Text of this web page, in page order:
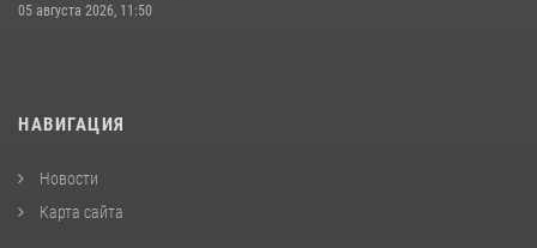
05 августа 2026, 11:50
НАВИГАЦИЯ
Новости
Карта сайта